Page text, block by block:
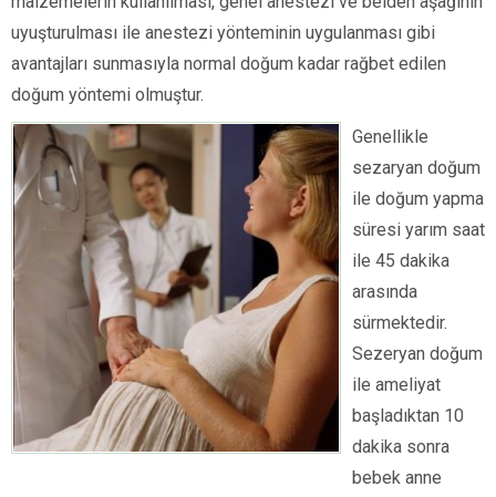
uyuşturulması ile anestezi yönteminin uygulanması gibi
avantajları sunmasıyla normal doğum kadar rağbet edilen
doğum yöntemi olmuştur.
Genellikle
sezaryan doğum
ile doğum yapma
süresi yarım saat
ile 45 dakika
arasında
sürmektedir.
Sezeryan doğum
ile ameliyat
başladıktan 10
dakika sonra
bebek anne